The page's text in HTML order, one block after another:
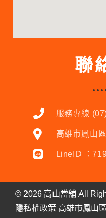
聯
服務專線
高雄市鳳山
LineID ：
© 2026 高山當舖 All
隱私權政策 高雄市鳳山